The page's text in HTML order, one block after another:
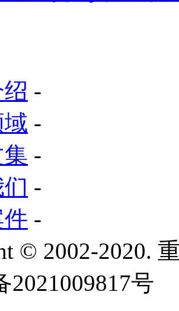
-
-
-
-
-
© 2002-2020.
2021009817号